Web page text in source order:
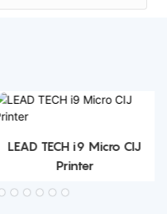
LEAD TECH i9 Micro CIJ
Printer